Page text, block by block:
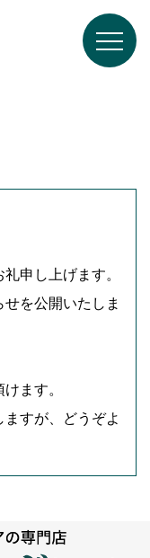
申し上げます。
を公開いたしま
ます。
すが、どうぞよ